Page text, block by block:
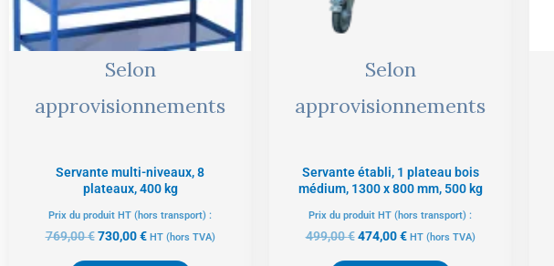
Selon
approvisionnements
Servante multi-niveaux, 8
plateaux, 400 kg
Prix du produit HT (hors transport) :
769,00€ 730,00€ HT (hors TVA)
Selon
approvisionnements
Servante établi, 1 plateau bois
médium, 1300 x 800 mm, 500 kg
Prix du produit HT (hors transport) :
499,00€ 474,00€ HT (hors TVA)